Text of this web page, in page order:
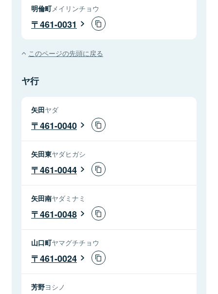
明倫町メイリンチョウ
461-0031
このページの先頭に戻る
ヤ行
矢田ヤダ
461-0040
矢田東ヤダヒガシ
461-0044
矢田南ヤダミナミ
461-0048
山口町ヤマグチチョウ
461-0024
芳野ヨシノ